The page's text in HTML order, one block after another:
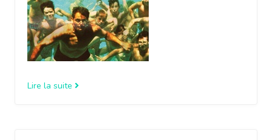
Lire la suite